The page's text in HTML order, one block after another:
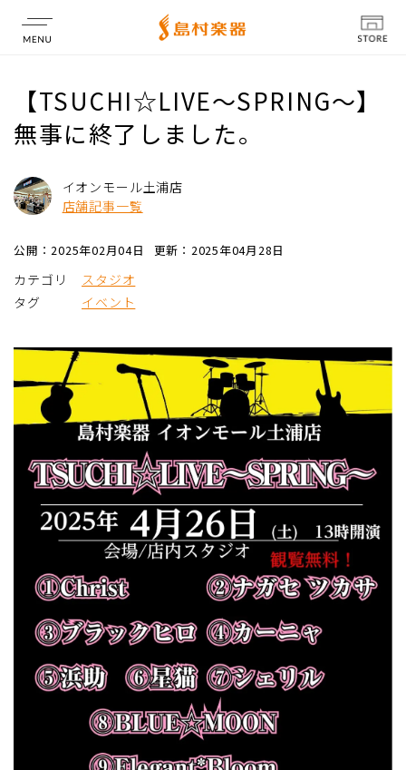
店舗情報
【TSUCHI☆LIVE～SPRING～】
無事に終了しました。
イオンモール土浦店
店舗記事一覧
公開：2025年02月04日 更新：2025年04月28日
カテゴリ
スタジオ
タグ
イベント